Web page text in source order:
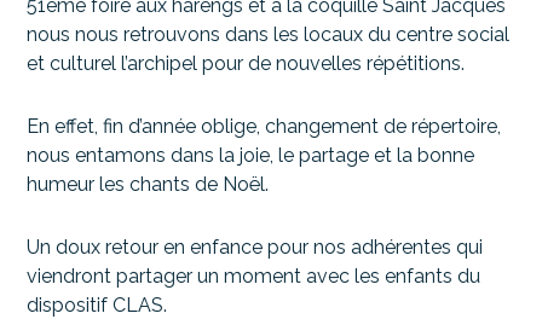
51ème foire aux harengs et à la coquille Saint Jacques
nous nous retrouvons dans les locaux du centre social
et culturel l’archipel pour de nouvelles répétitions.
En effet, fin d’année oblige, changement de répertoire,
nous entamons dans la joie, le partage et la bonne
humeur les chants de Noël.
Un doux retour en enfance pour nos adhérentes qui
viendront partager un moment avec les enfants du
dispositif CLAS.